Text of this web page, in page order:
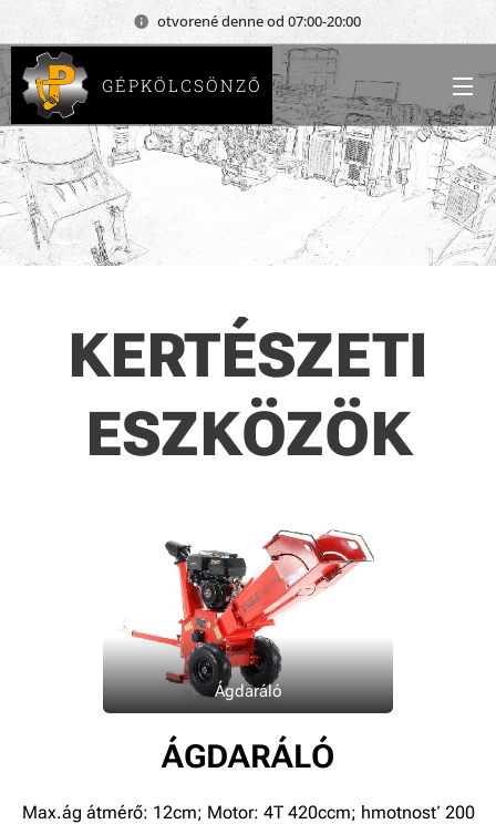
otvorené denne od 07:00-20:00
GÉPKÖLCSÖNZŐ
KERTÉSZETI
ESZKÖZÖK
Ágdaráló
ÁGDARÁLÓ
Max.ág átmérő: 12cm; Motor: 4T 420ccm; hmotnosť 200